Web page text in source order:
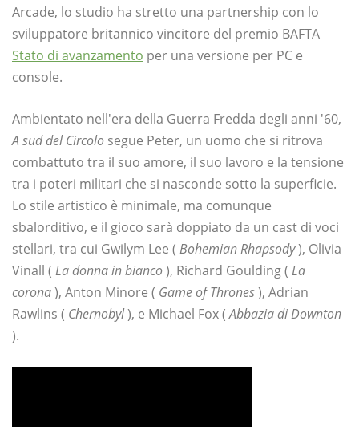
Arcade, lo studio ha stretto una partnership con lo
sviluppatore britannico vincitore del premio BAFTA
Stato di avanzamento per una versione per PC e
console.
Ambientato nell'era della Guerra Fredda degli anni '60,
A sud del Circolo segue Peter, un uomo che si ritrova
combattuto tra il suo amore, il suo lavoro e la tensione
tra i poteri militari che si nasconde sotto la superficie.
Lo stile artistico è minimale, ma comunque
sbalorditivo, e il gioco sarà doppiato da un cast di voci
stellari, tra cui Gwilym Lee ( Bohemian Rhapsody), Olivia
Vinall ( La donna in bianco), Richard Goulding ( La
corona), Anton Minore ( Game of Thrones), Adrian
Rawlins ( Chernobyl), e Michael Fox (Abbazia di Downton
).